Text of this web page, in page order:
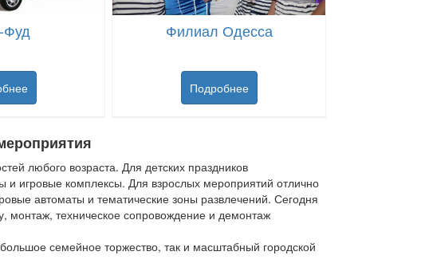
Фуд Филиал Одесса
Подробнее
любого возраста. Для детских праздников
и игровые комплексы. Для взрослых мероприятий отлично
автоматы и тематические зоны развлечений. Сегодня
монтаж, техническое сопровождение и демонтаж
семейное торжество, так и масштабный городской